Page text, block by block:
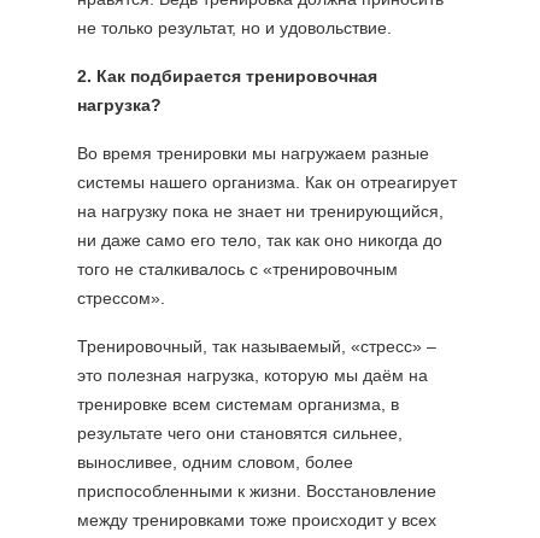
не только результат, но и удовольствие.
2. Как подбирается тренировочная
нагрузка?
Во время тренировки мы нагружаем разные
системы нашего организма. Как он отреагирует
на нагрузку пока не знает ни тренирующийся,
ни даже само его тело, так как оно никогда до
того не сталкивалось с «тренировочным
стрессом».
Тренировочный, так называемый, «стресс» –
это полезная нагрузка, которую мы даём на
тренировке всем системам организма, в
результате чего они становятся сильнее,
выносливее, одним словом, более
приспособленными к жизни. Восстановление
между тренировками тоже происходит у всех